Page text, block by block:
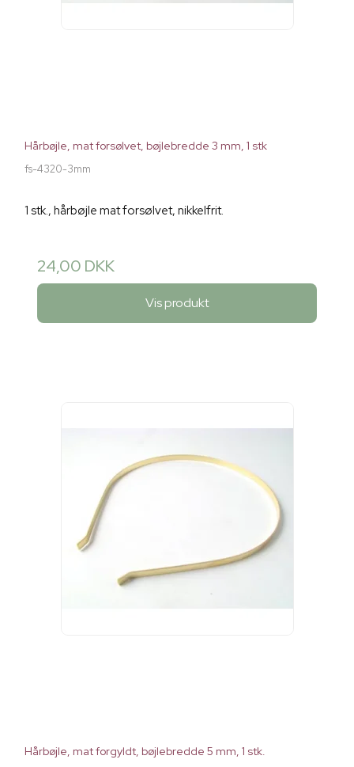
Hårbøjle, mat forsølvet, bøjlebredde 3 mm, 1 stk
fs-4320-3mm
1 stk., hårbøjle mat forsølvet, nikkelfrit.
24,00 DKK
Vis produkt
Hårbøjle, mat forgyldt, bøjlebredde 5 mm, 1 stk.